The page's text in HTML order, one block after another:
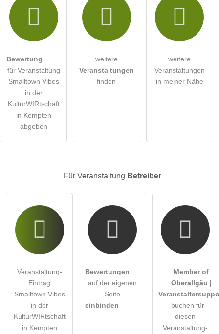
Kl
ec
ks
e.
V.
Details
anzeigen
Hiermit akzeptiere ich die .
Die Datenschutzerklärunghabe ich zur Kenntnis genommen.
Hinweis:Bitte beachten Sie, öffentliche Fragen sindfür alle
Besucher sichtbar
Klicken Sie hier um eine
Veranstaltung-Eintrag zu stellen
Bewertung
für Veranstaltung
Smalltown Vibes
in der
KulturWIRtschaft
in Kempten
abgeben
weitere
Veranstaltungen
finden
weitere
Veranstaltungen
in meiner Nähe
Für Veranstaltung Betreiber
Veranstaltung-
Eintrag
Smalltown Vibes
in der
KulturWIRtschaft
in Kempten
Bewertungen
auf der eigenen
Seite
einbinden
Member of
Oberallgäu |
- buchen für
diesen
Veranstaltung-